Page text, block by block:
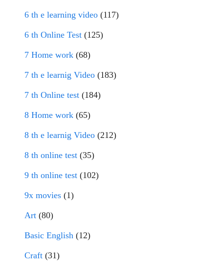
6 th e learning video (117)
6 th Online Test (125)
7 Home work (68)
7 th e learnig Video (183)
7 th Online test (184)
8 Home work (65)
8 th e learnig Video (212)
8 th online test (35)
9 th online test (102)
9x movies (1)
Art (80)
Basic English (12)
Craft (31)